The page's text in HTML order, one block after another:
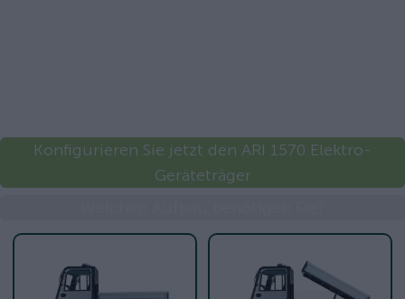
Konfigurieren Sie jetzt den ARI 1570 Elektro-
Geräteträger